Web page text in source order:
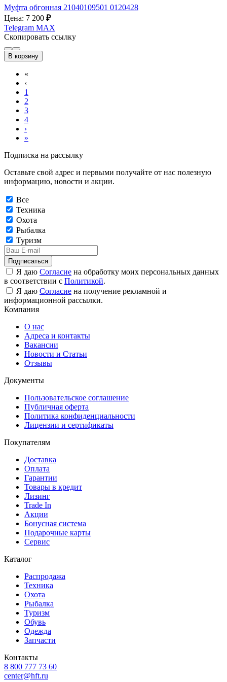
Муфта обгонная 21040109501 0120428
Цена: 7 200 ₽
Telegram MAX
Скопировать ссылку
В корзину
«
‹
1
2
3
4
›
»
Подписка на рассылку
Оставьте свой адрес и первыми получайте от нас полезную
информацию, новости и акции.
Все
Техника
Охота
Рыбалка
Туризм
Подписаться
Я даю Согласие на обработку моих персональных данных
в соответствии с Политикой.
Я даю Согласие на получение рекламной и
информационной рассылки.
Компания
О нас
Адреса и контакты
Вакансии
Новости и Статьи
Отзывы
Документы
Пользовательское соглашение
Публичная оферта
Политика конфиденциальности
Лицензии и сертификаты
Покупателям
Доставка
Оплата
Гарантии
Товары в кредит
Лизинг
Trade In
Акции
Бонусная система
Подарочные карты
Сервис
Каталог
Распродажа
Техника
Охота
Рыбалка
Туризм
Обувь
Одежда
Запчасти
Контакты
8 800 777 73 60
center@hft.ru